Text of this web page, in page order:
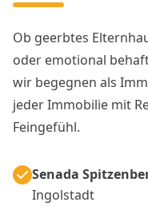
Ob geerbtes
oder emotional
wir begegnen als
jeder Immobilie mit
Feingefühl.
Senada
Ingolstadt